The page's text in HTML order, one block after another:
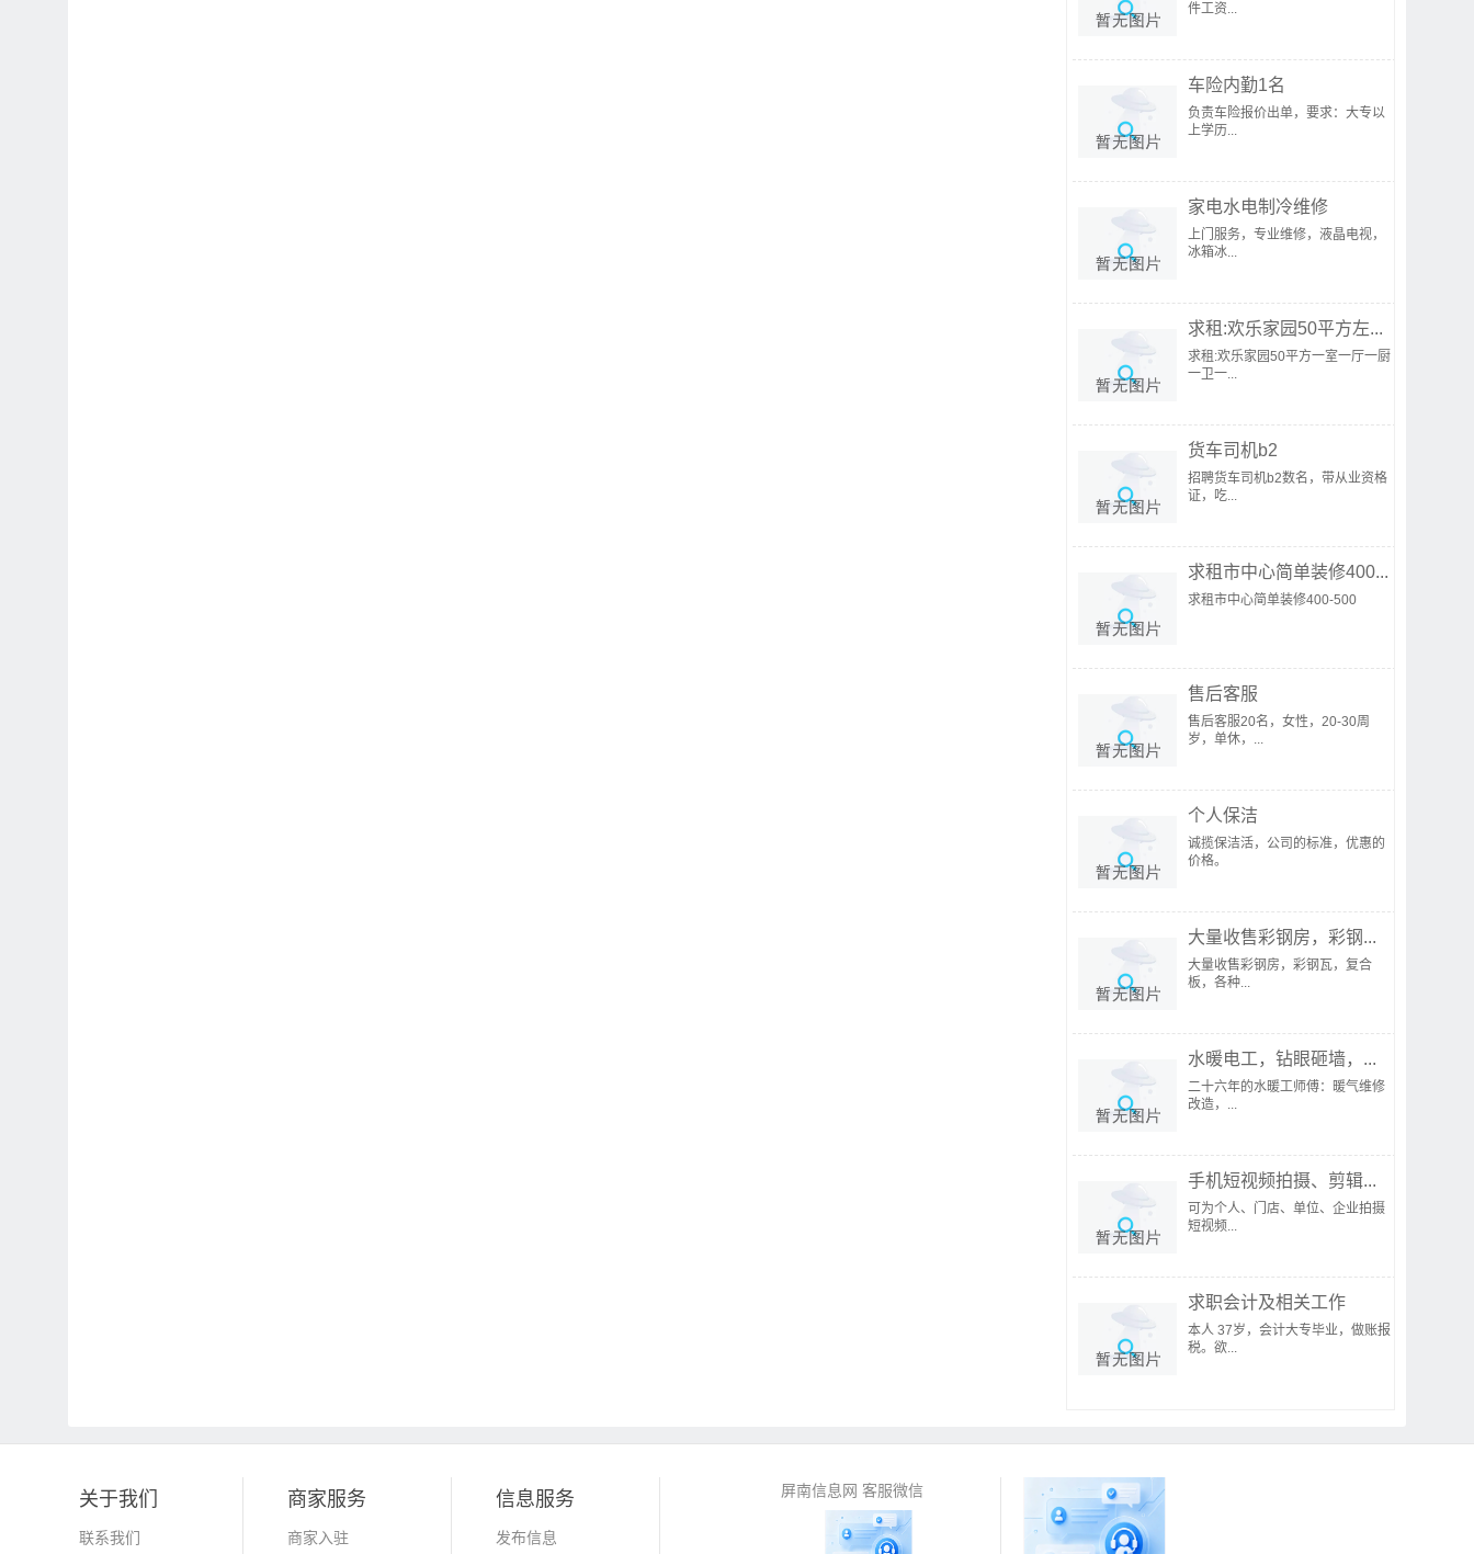
件工资...
车险内勤1名
负责车险报价出单，要求：大专以
上学历...
家电水电制冷维修
上门服务，专业维修，液晶电视，
冰箱冰...
求租:欢乐家园50平方左...
求租:欢乐家园50平方一室一厅一厨
一卫一...
货车司机b2
招聘货车司机b2数名，带从业资格
证，吃...
求租市中心简单装修400...
求租市中心简单装修400-500
售后客服
售后客服20名，女性，20-30周
岁，单休，...
个人保洁
诚揽保洁活，公司的标准，优惠的
价格。
大量收售彩钢房，彩钢...
大量收售彩钢房，彩钢瓦，复合
板，各种...
水暖电工，钻眼砸墙，...
二十六年的水暖工师傅：暖气维修
改造，...
手机短视频拍摄、剪辑...
可为个人、门店、单位、企业拍摄
短视频...
求职会计及相关工作
本人 37岁，会计大专毕业，做账报
税。欲...
关于我们
联系我们
商家服务
商家入驻
信息服务
发布信息
屏南信息网 客服微信